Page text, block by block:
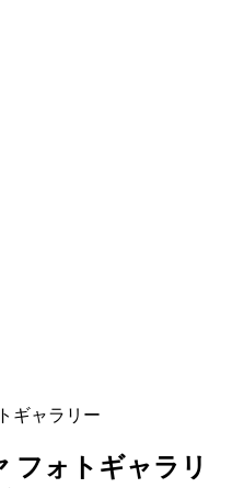
ギャラリー
フォトギャラリ